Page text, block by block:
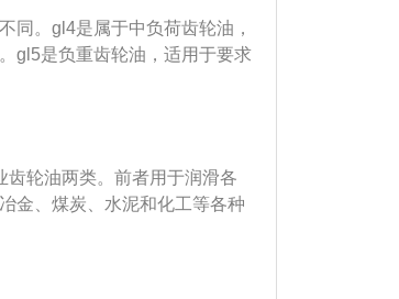
动挡变速箱还是多要求使用GL
二者的区别就是一个负重级别
中重负荷的多使用GL5,如货
同。gl4是属于中负荷齿轮油，
gl5是负重齿轮油，适用于要求
量要多一些，其中的酸性物质
等级用于高速低扭矩和低速
箱的润滑，而GL5是性能最高
的时候去更换一次。
轮油两类。前者用于润滑各
金、煤炭、水泥和化工等各种
国石油学会将汽车齿轮油分
于高速低扭矩和低速高扭矩